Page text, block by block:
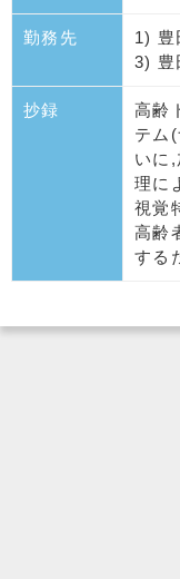
勤務先
1) 豊
3) 豊
抄録
高齢
テム
いに
理に
視覚
高齢
する